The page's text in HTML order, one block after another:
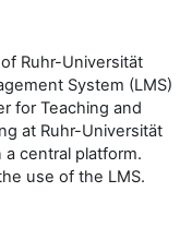
Ruhr-Universität
System (LMS)
for Teaching and
at Ruhr-Universität
central platform.
use of the LMS.